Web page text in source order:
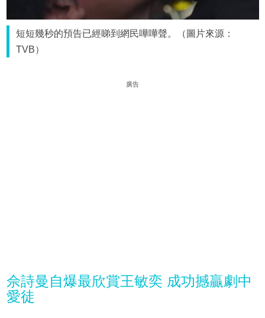
短短幾秒的預告已經睇到網民嘩嘩聲。（圖片來源：
TVB）
廣告
佘詩曼自爆最欣賞王敏奕 成功撼贏劇中
愛徒